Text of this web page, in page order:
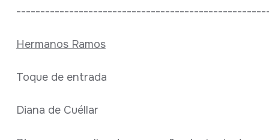
Hermanos Ramos
Toque de entrada
Diana de Cuéllar